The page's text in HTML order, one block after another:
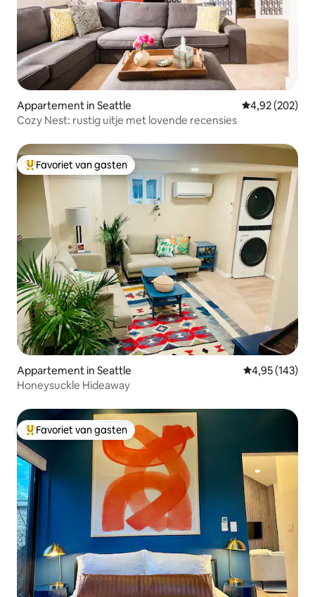
Appartement in Seattle Gemiddelde
4,92 (202)
Cozy Nest: rustig uitje met lovende recensies
Topfavoriet van gasten
Favoriet van gasten
Appartement in Seattle Gemiddelde
4,95 (143)
Honeysuckle Hideaway
Topfavoriet van gasten
Favoriet van gasten